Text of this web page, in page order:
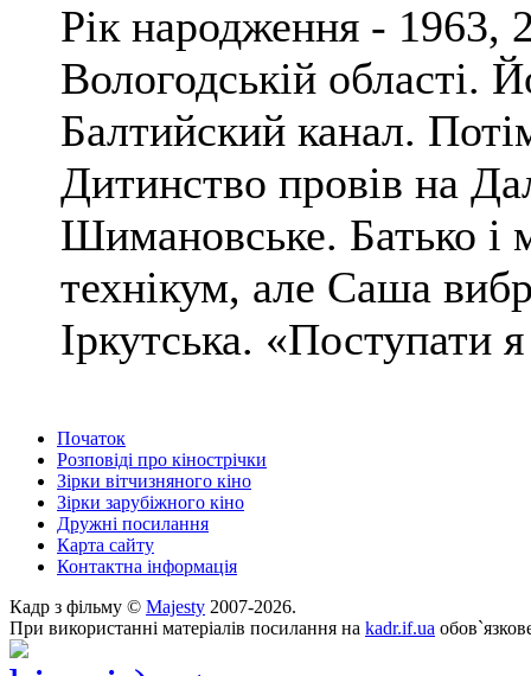
Рік народження - 1963,
Вологодській області.
Балтийский канал.
Дитинство провів на
Шимановське. Батько і
технікум, але Саша
Іркутська. «Поступати
Початок
Розповіді про кінострічки
Зірки вітчизняного кіно
Зірки зарубіжного кіно
Дружні посилання
Карта сайту
Контактна інформація
Кадр з фільму © Majesty 2007-2026.
При використанні матеріалів посилання на kadr.if.ua